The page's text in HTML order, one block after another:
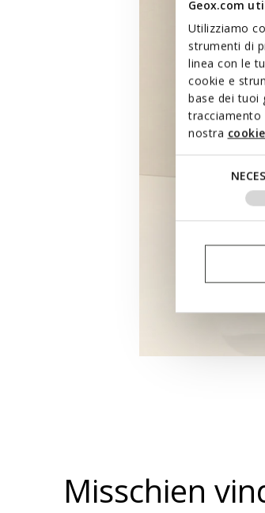
Geox.com
Utilizziamo
strumenti di
linea con le
cookie e
base dei tuoi
tracciamento
nostra
del
Misschien